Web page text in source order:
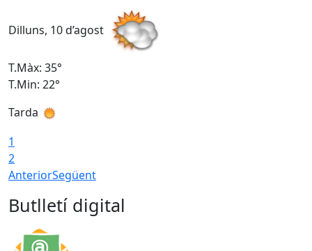
Dilluns, 10 d’agost
T.Màx: 35°
T.Min: 22°
Tarda
1
2
AnteriorSegüent
Butlletí digital